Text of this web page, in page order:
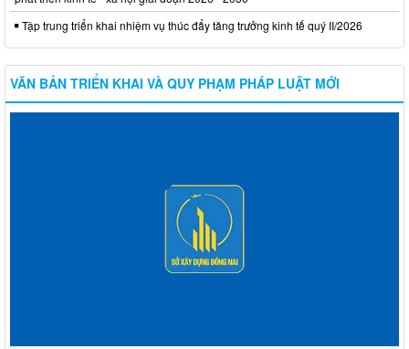
Tập trung triển khai nhiệm vụ thúc đẩy tăng trưởng kinh tế quý II/2026
VĂN BẢN TRIỂN KHAI VÀ QUY PHẠM PHÁP LUẬT MỚI